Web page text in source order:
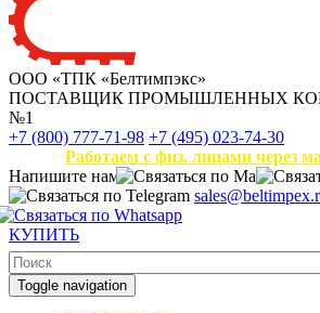
ООО «ТПК «Белтимпэкс»
ПОСТАВЩИК ПРОМЫШЛЕННЫХ
№1
+7 (800) 777-71-98 +7 (495) 023-74-30
Работаем с физ. лицами через
Напишите нам
КУПИТЬ
Toggle navigation